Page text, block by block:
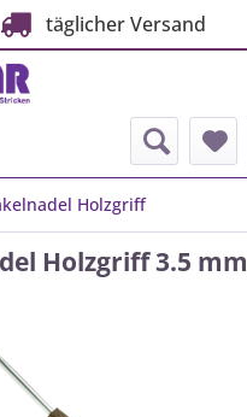
täglicher Versand
Holzgriff
Holzgriff 3.5 mm